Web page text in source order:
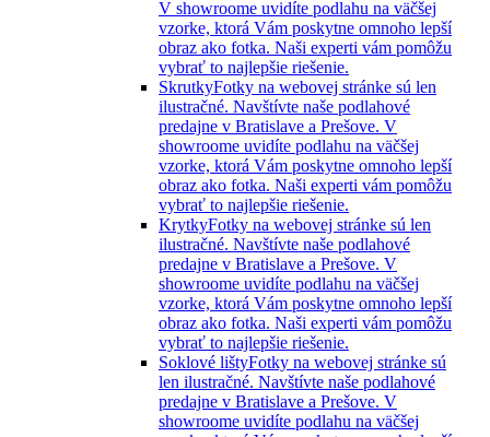
V showroome uvidíte podlahu na väčšej
vzorke, ktorá Vám poskytne omnoho lepší
obraz ako fotka. Naši experti vám pomôžu
vybrať to najlepšie riešenie.
SkrutkyFotky na webovej stránke sú len
ilustračné. Navštívte naše podlahové
predajne v Bratislave a Prešove. V
showroome uvidíte podlahu na väčšej
vzorke, ktorá Vám poskytne omnoho lepší
obraz ako fotka. Naši experti vám pomôžu
vybrať to najlepšie riešenie.
KrytkyFotky na webovej stránke sú len
ilustračné. Navštívte naše podlahové
predajne v Bratislave a Prešove. V
showroome uvidíte podlahu na väčšej
vzorke, ktorá Vám poskytne omnoho lepší
obraz ako fotka. Naši experti vám pomôžu
vybrať to najlepšie riešenie.
Soklové lištyFotky na webovej stránke sú
len ilustračné. Navštívte naše podlahové
predajne v Bratislave a Prešove. V
showroome uvidíte podlahu na väčšej